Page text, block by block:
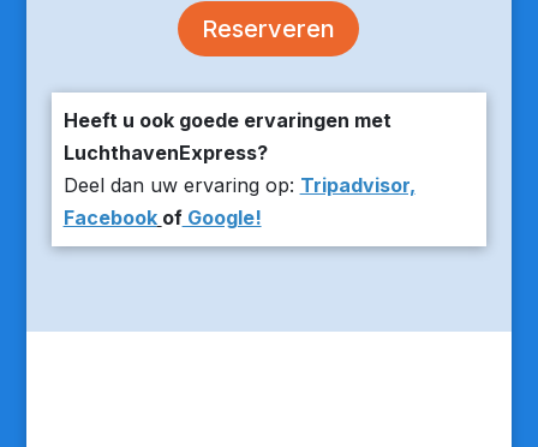
Reserveren
Heeft u ook goede ervaringen met
LuchthavenExpress?
Deel dan uw ervaring op: Tripadvisor,
Facebook ofGoogle!